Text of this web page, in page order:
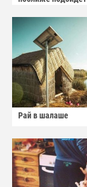
Рай в шалаше